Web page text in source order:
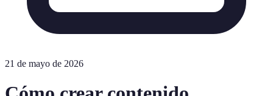
21 de mayo de 2026